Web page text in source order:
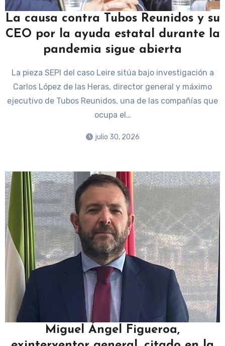
La causa contra Tubos Reunidos y su
CEO por la ayuda estatal durante la
pandemia sigue abierta
La pieza SEPI del caso Leire sitúa bajo investigación a
Carlos López de las Heras, director general y máximo
ejecutivo de Tubos Reunidos, una de las compañías que
ocupa el…
julio 30, 2026
Miguel Ángel Figueroa,